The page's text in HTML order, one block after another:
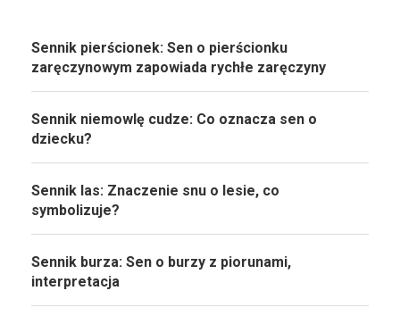
Sennik pierścionek: Sen o pierścionku
zaręczynowym zapowiada rychłe zaręczyny
Sennik niemowlę cudze: Co oznacza sen o
dziecku?
Sennik las: Znaczenie snu o lesie, co
symbolizuje?
Sennik burza: Sen o burzy z piorunami,
interpretacja